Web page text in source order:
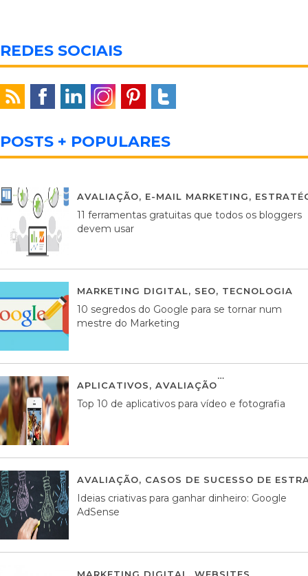
REDES SOCIAIS
POSTS + POPULARES
AVALIAÇÃO, E-MAIL MARKETING,
11 ferramentas gratuitas que todos os bloggers
devem usar
MARKETING DIGITAL, SEO, TECNOLOGIA
10 segredos do Google para se tornar num
mestre do Marketing
APLICATIVOS, AVALIAÇÃO
Top 10 de aplicativos para vídeo e fotografia
AVALIAÇÃO, CASOS DE SUCESSO DE
Ideias criativas para ganhar dinheiro: Google
AdSense